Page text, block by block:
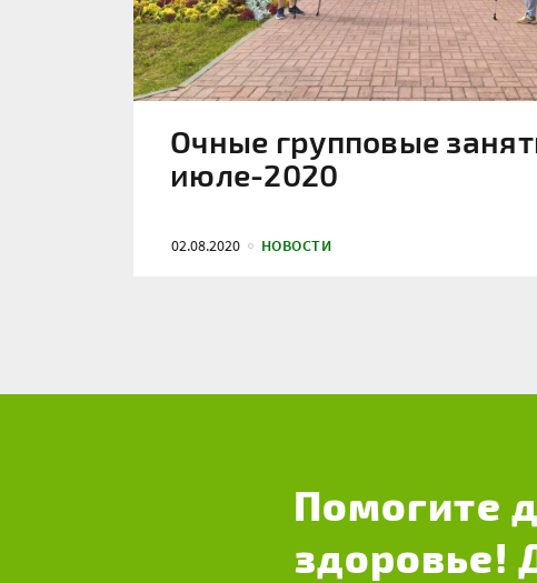
Очные групповые
июле-2020
02.08.2020 НОВОСТИ
Помогите
здоровье!